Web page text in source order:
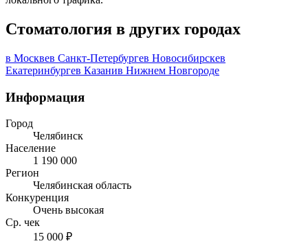
Стоматология в других городах
в Москвев Санкт-Петербургев Новосибирскев
Екатеринбургев Казанив Нижнем Новгороде
Информация
Город
Челябинск
Население
1 190 000
Регион
Челябинская область
Конкуренция
Очень высокая
Ср. чек
15 000 ₽